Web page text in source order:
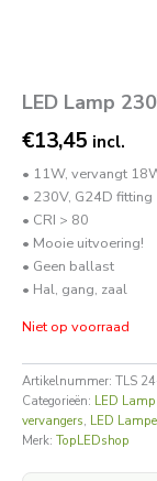
LED Lamp
€13,45 incl.
• 11W, vervangt
• 230V, G24D fitting
• CRI > 80
• Mooie uitvoering!
• Geen ballast
• Hal, gang, zaal
Niet op voorraad
Artikelnummer: TLS
Categorieën: LED
vervangers, LED
Merk: TopLEDshop